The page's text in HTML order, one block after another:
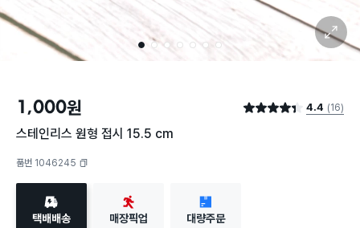
1 2 3 4 5 6 7
확대 보기
1,000원 별점 4.4점 4.4 (16)
스테인리스 원형 접시 15.5 cm
품번 1046245
택배배송 매장픽업 대량주문